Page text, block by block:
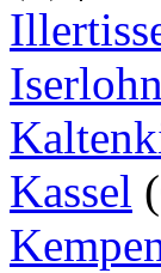
Iserlohn
Kassel